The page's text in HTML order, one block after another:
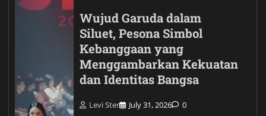
Wujud Garuda dalam
Siluet, Pesona Simbol
Kebanggaan yang
Menggambarkan Kekuatan
dan Identitas Bangsa
Levi Ster July 31, 2026 0